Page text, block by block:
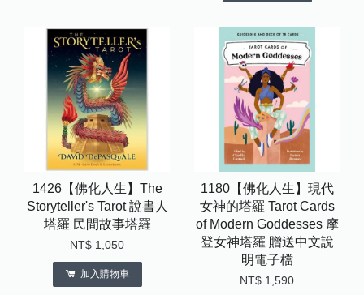
1426【佛化人生】The
Storyteller's Tarot 說書人
塔羅 民間故事塔羅
NT$ 1,050
加入購物車
1180【佛化人生】現代
女神的塔羅 Tarot Cards
of Modern Goddesses 摩
登女神塔羅 贈送中文說
明電子檔
NT$ 1,590